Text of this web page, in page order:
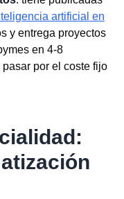
artificial en
y entrega proyectos
en 4-8
por el coste fijo